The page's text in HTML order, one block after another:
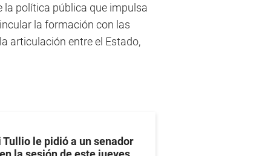
la política pública que impulsa
la formación con las
articulación entre el Estado,
Tullio le pidió a un senador